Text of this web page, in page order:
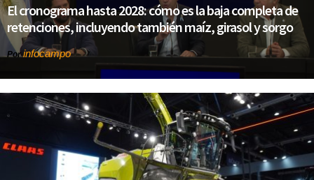
El cronograma hasta 2028: cómo es la baja completa de
retenciones, incluyendo también maíz, girasol y sorgo
Porinfocampo